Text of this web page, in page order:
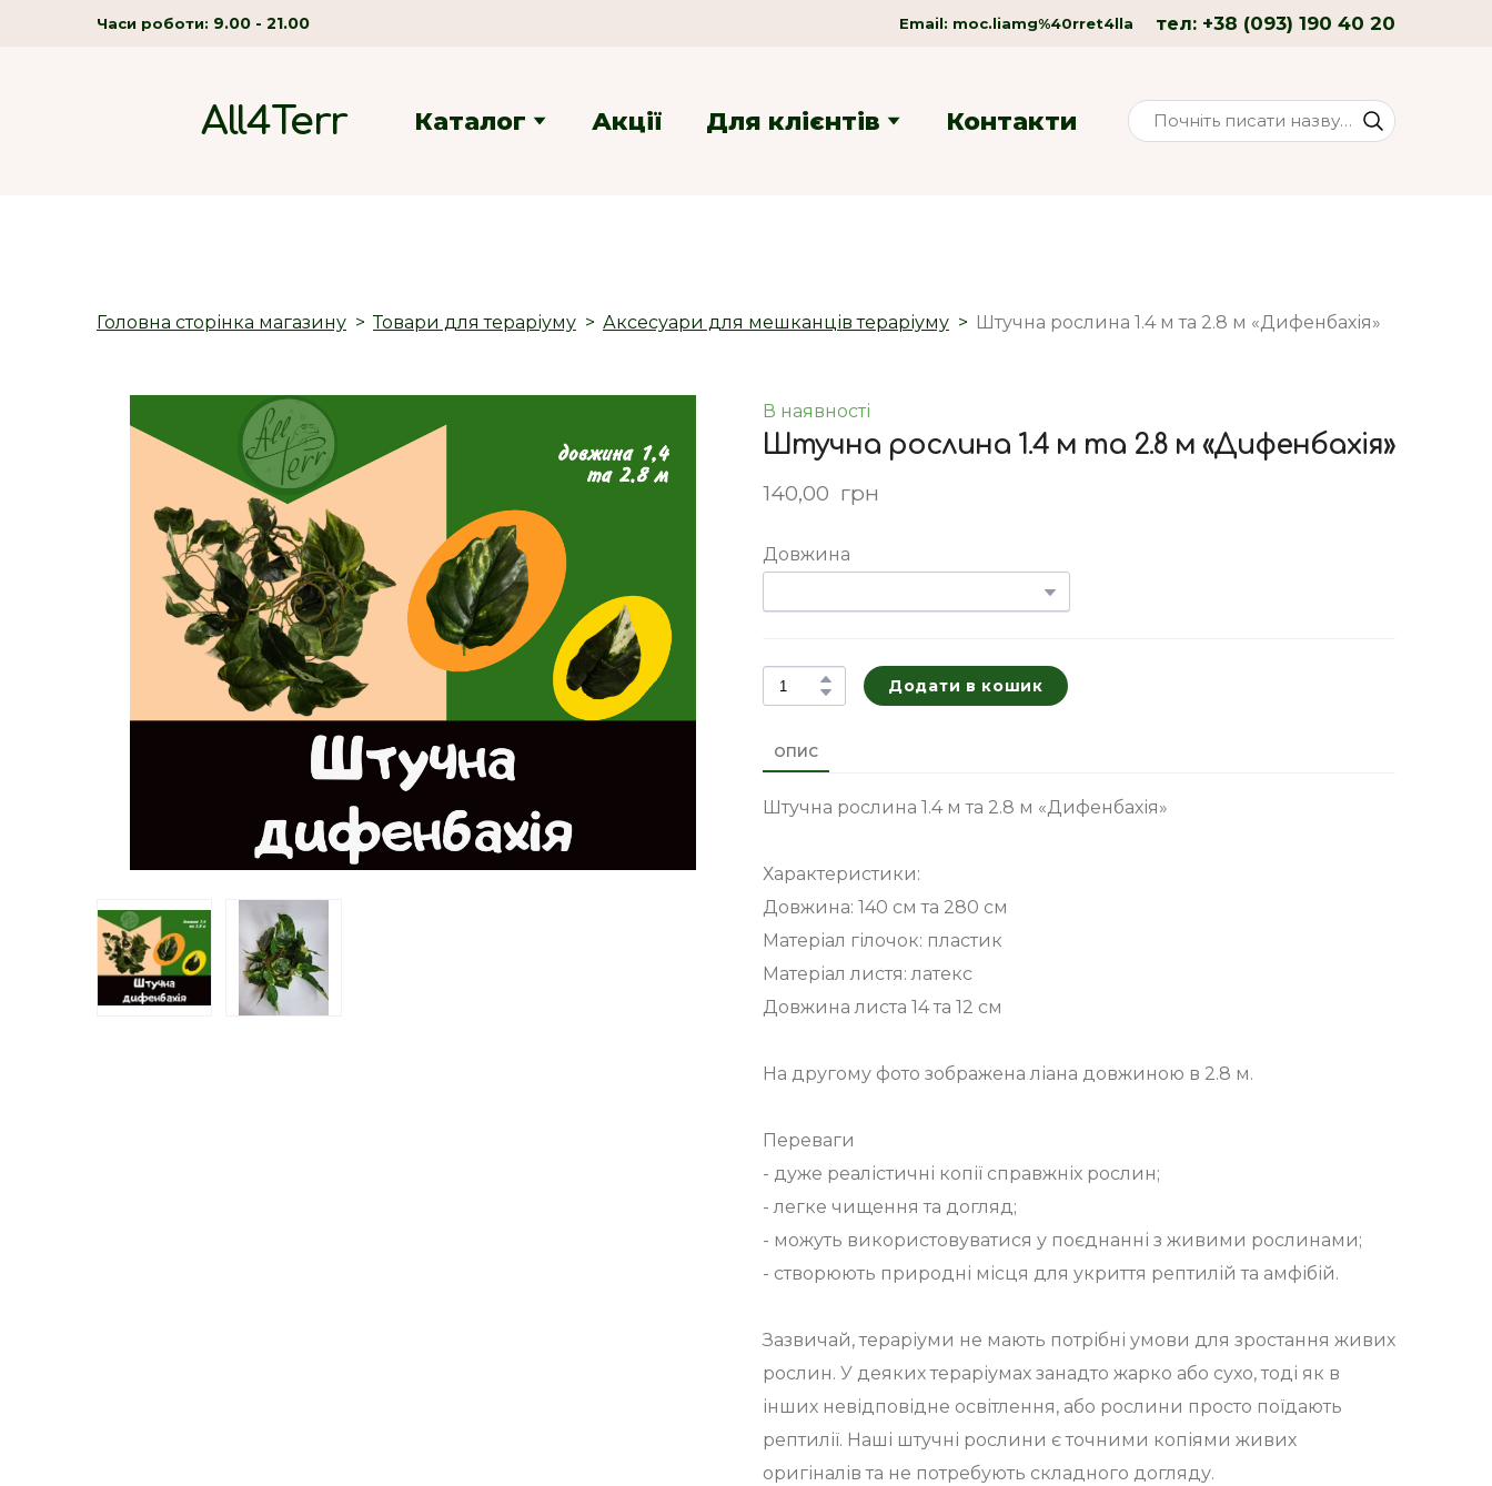
Часи роботи: 9.00 - 21.00 Email: moc.liamg%40rret4lla тел: +38 (093) 190 40 20
All4Terr Каталог Акції Для клієнтів Контакти
Головна сторінка магазину Товари для тераріуму Аксесуари для мешканців тераріуму Штучна рослина 1.4 м та 2.8 м «Дифенбахія»
В наявності
Штучна рослина 1.4 м та 2.8 м «Дифенбахія»
140,00  грн
Довжина
Додати в кошик
ОПИС
Штучна рослина 1.4 м та 2.8 м «Дифенбахія»
Характеристики:
Довжина: 140 см та 280 см
Матеріал гілочок: пластик
Матеріал листя: латекс
Довжина листа 14 та 12 см
На другому фото зображена ліана довжиною в 2.8 м.
Переваги
- дуже реалістичні копії справжніх рослин;
- легке чищення та догляд;
- можуть використовуватися у поєднанні з живими рослинами;
- створюють природні місця для укриття рептилій та амфібій.
Зазвичай, тераріуми не мають потрібні умови для зростання живих
рослин. У деяких тераріумах занадто жарко або сухо, тоді як в
інших невідповідне освітлення, або рослини просто поїдають
рептилії. Наші штучні рослини є точними копіями живих
оригіналів та не потребують складного догляду.